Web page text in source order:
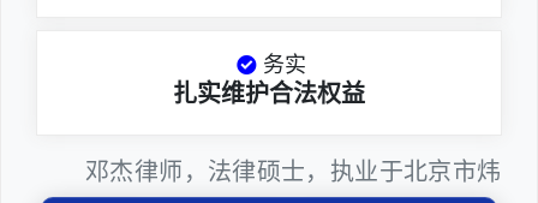
务实
扎实维护合法权益
邓杰律师，法律硕士，执业于北京市炜